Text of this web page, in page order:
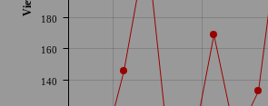
140
160
180